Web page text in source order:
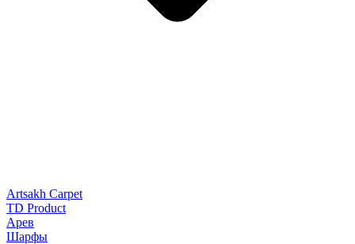
Artsakh Carpet
TD Product
Арев
Шарфы